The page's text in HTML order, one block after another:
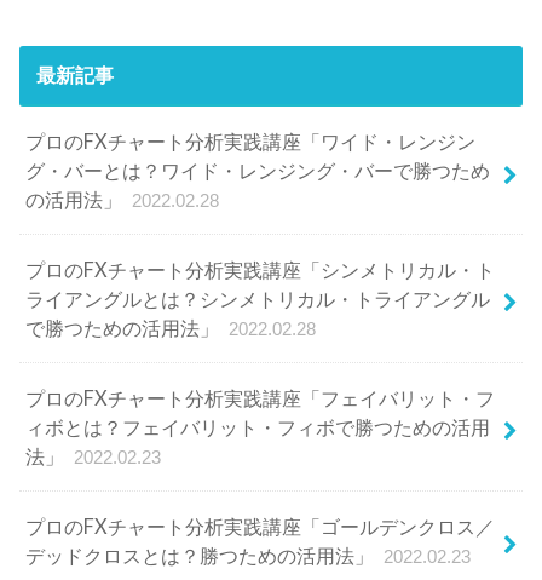
最新記事
プロのFXチャート分析実践講座「ワイド・レンジン
グ・バーとは？ワイド・レンジング・バーで勝つため
の活用法」
2022.02.28
プロのFXチャート分析実践講座「シンメトリカル・ト
ライアングルとは？シンメトリカル・トライアングル
で勝つための活用法」
2022.02.28
プロのFXチャート分析実践講座「フェイバリット・フ
ィボとは？フェイバリット・フィボで勝つための活用
法」
2022.02.23
プロのFXチャート分析実践講座「ゴールデンクロス／
デッドクロスとは？勝つための活用法」
2022.02.23